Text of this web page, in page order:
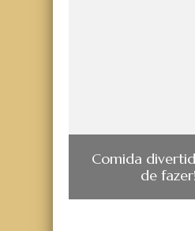
Comida
de fazer!